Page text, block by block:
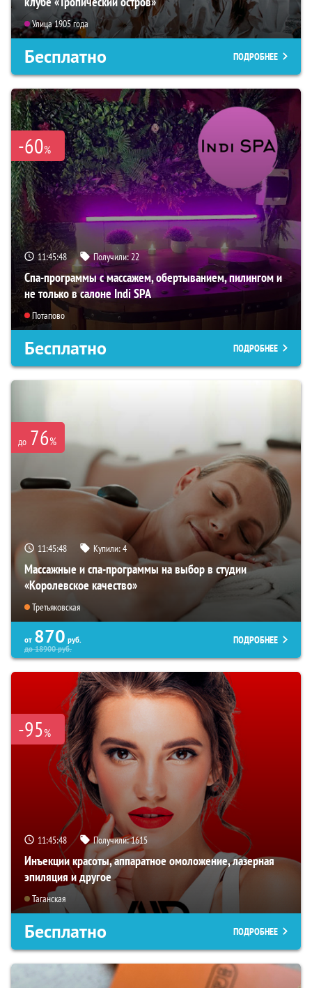
Улица 1905 года
Бесплатно ПОДРОБНЕЕ
-60%
11:45:46 Получили:22
Спа-программы с массажем, обертыванием, пилингом и
не только в салоне Indi SPA
Потапово
Бесплатно ПОДРОБНЕЕ
до 76%
11:45:46 Купили:4
Массажные и спа-программы на выбор в студии
«Королевское качество»
Третьяковская
от 870 руб.
до18900руб.
ПОДРОБНЕЕ
-95%
11:45:46 Получили:1615
Инъекции красоты, аппаратное омоложение, лазерная
эпиляция и другое
Таганская
Бесплатно ПОДРОБНЕЕ